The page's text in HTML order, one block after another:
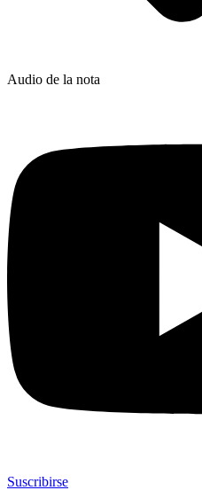
Audio de la nota
Suscribirse